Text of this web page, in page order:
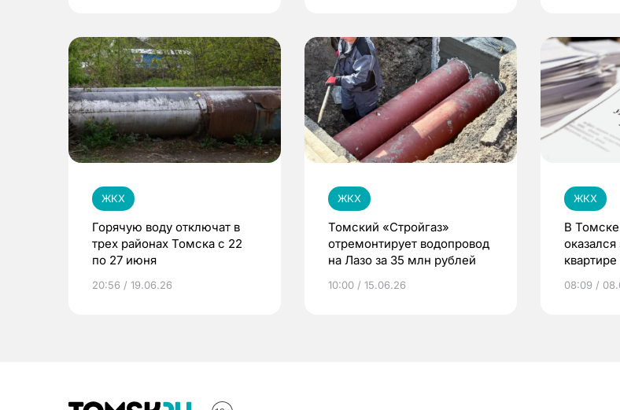
ЖКХ
Горячую воду отключат в
трех районах Томска с 22
по 27 июня
20:56 / 19.06.26
ЖКХ
Томский «Стройгаз»
отремонтирует водопровод
на Лазо за 35 млн рублей
10:00 / 15.06.26
ЖКХ
В
08:09 /